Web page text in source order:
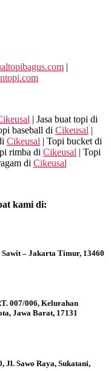
|
| Jasa buat topi di
baseball di Cikeusal |
Cikeusal | Topi bucket di
rimba di Cikeusal | Topi
di Cikeusal
kami di:
– Jakarta Timur, 13460
007/006, Kelurahan
Jawa Barat, 17131
Jl. Sawo Raya, Sukatani,